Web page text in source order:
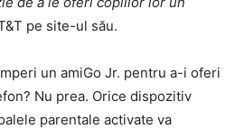
pe site-ul său.
un amiGo Jr. pentru a-i oferi
Nu prea. Orice dispozitiv
parentale activate va